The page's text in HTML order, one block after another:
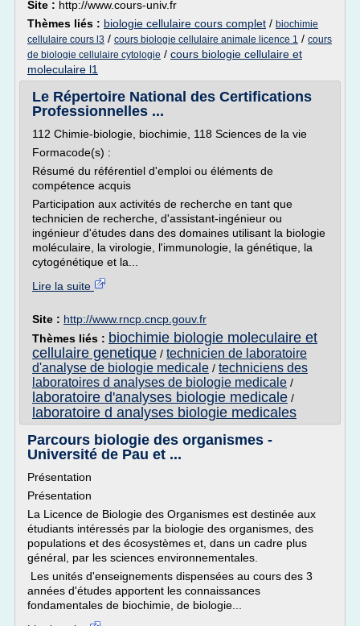
Site : http://www.cours-univ.fr
Thèmes liés : biologie cellulaire cours complet / biochimie
cellulaire cours l3 / cours biologie cellulaire animale licence 1 / cours
de biologie cellulaire cytologie / cours biologie cellulaire et
moleculaire l1
Le Répertoire National des Certifications
Professionnelles ...
112 Chimie-biologie, biochimie, 118 Sciences de la vie
Formacode(s) :
Résumé du référentiel d'emploi ou éléments de
compétence acquis
Participation aux activités de recherche en tant que
technicien de recherche, d'assistant-ingénieur ou
ingénieur d'études dans des domaines utilisant la biologie
moléculaire, la virologie, l'immunologie, la génétique, la
cytogénétique et la...
Lire la suite
Site : http://www.rncp.cncp.gouv.fr
Thèmes liés : biochimie biologie moleculaire et
cellulaire genetique / technicien de laboratoire
d'analyse de biologie medicale / techniciens des
laboratoires d analyses de biologie medicale /
laboratoire d'analyses biologie medicale /
laboratoire d analyses biologie medicales
Parcours biologie des organismes -
Université de Pau et ...
Présentation
Présentation
La Licence de Biologie des Organismes est destinée aux
étudiants intéressés par la biologie des organismes, des
populations et des écosystèmes et, dans un cadre plus
général, par les sciences environnementales.
Les unités d'enseignements dispensées au cours des 3
années d'études apportent les connaissances
fondamentales de biochimie, de biologie...